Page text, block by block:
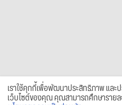
เราใช้คุกกี้เพื่อพัฒนาประสิทธิภาพ และ
เว็บไซต์ของคุณ คุณสามารถศึกษารายล